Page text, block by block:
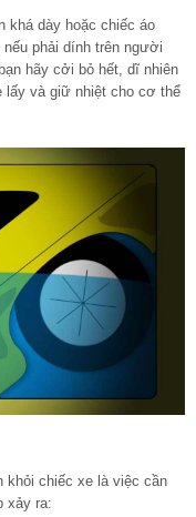
khá dày hoặc chiếc áo
phải dính trên người
hãy cởi bỏ hết, dĩ nhiên
lấy và giữ nhiệt cho cơ thể
khỏi chiếc xe là việc cần
xảy ra: